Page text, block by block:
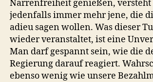
Narrenfreiheit genießen, versteht
jedenfalls immer mehr jene, die
adieu sagen wollen. Was dieser
wieder veranstaltet, ist eine
Man darf gespannt sein, wie die
Regierung darauf reagiert.
ebenso wenig wie unsere